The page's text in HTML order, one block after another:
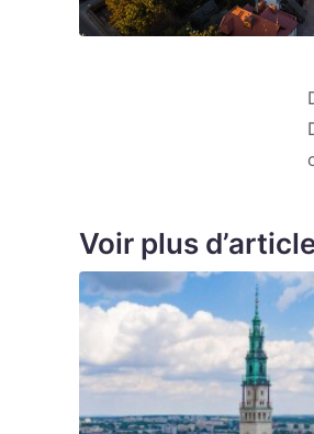
Voir plus